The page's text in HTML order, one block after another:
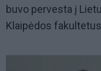
buvo pervesta į
Klaipėdos